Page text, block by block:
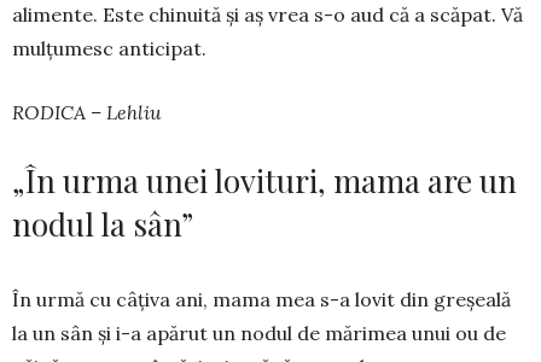
alimente. Este chinuită și aș vrea s-o aud că a scăpat. Vă
mulțumesc anticipat.
RODICA – Lehliu
„În urma unei lovituri, mama are un
nodul la sân”
În urmă cu câțiva ani, mama mea s-a lovit din gre­șeală
la un sân și i-a apărut un nodul de mărimea unui ou de